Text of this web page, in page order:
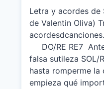
Letra y acordes de
de Valentin Oliva)
DO/RE RE7
falsa sutileza SOL/
hasta
empieza qué